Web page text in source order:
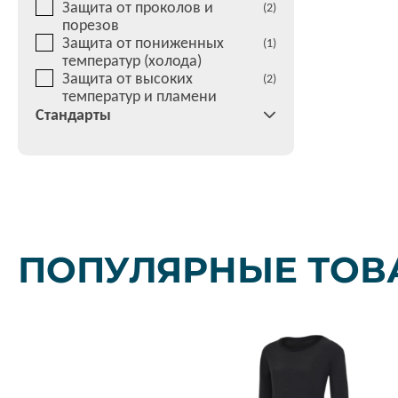
Защита от проколов и
порезов
(2)
Защита от пониженных
температур (холода)
(1)
Защита от высоких
температур и пламени
(2)
Стандарты
ПОПУЛЯРНЫЕ